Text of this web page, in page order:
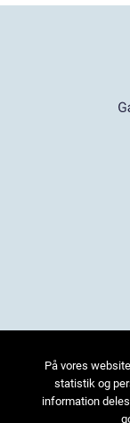
På vores
statistik og
information